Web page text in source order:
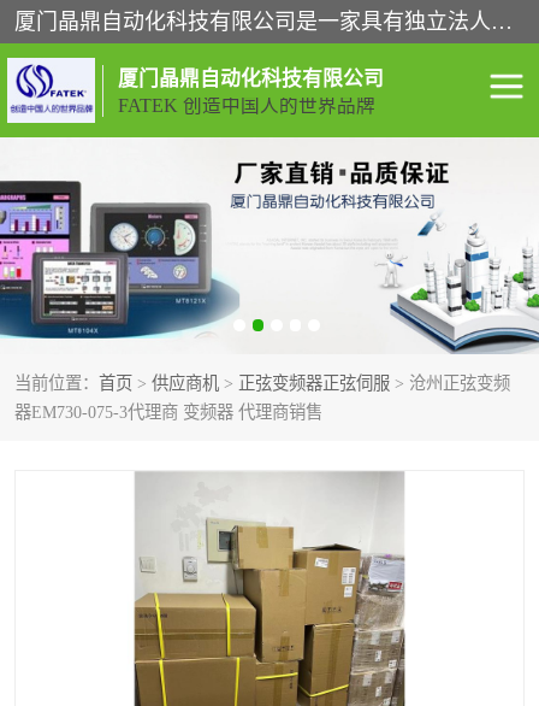
厦门晶鼎自动化科技有限公司是一家具有独立法人资格的高新技术企业；代理销售的产品有台湾威纶触摸屏，魏德米勒全系列，永宏触摸屏,威纶触摸屏,台湾威纶weinview触摸屏,台湾永宏PLC，FATEK,永宏伺服,图儿克总线，施耐德，欧姆龙，西门子，富士变频，K&N蓝系列， BUSSMANN，松下变频器，丹佛斯变频器等。
厦门晶鼎自动化科技有限公司
FATEK 创造中国人的世界品牌
当前位置： 首页 > 供应商机 > 正弦变频器正弦伺服 > 沧州正弦变频
器EM730-075-3代理商 变频器 代理商销售
闽台永宏PLC WEINVIEW闽台威纶触摸
正弦变频器正弦伺服 魏德米勒接线端子
ABB电流开关 魏德米勒电源
丹佛斯变频器 MOXA通讯模块
其他
安士能开关
普洛菲斯触摸屏